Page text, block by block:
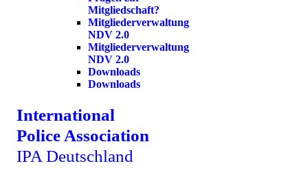
Mitgliedschaft?
Mitgliederverwaltung
NDV 2.0
Mitgliederverwaltung
NDV 2.0
Downloads
Downloads
International
Police Association
IPA Deutschland